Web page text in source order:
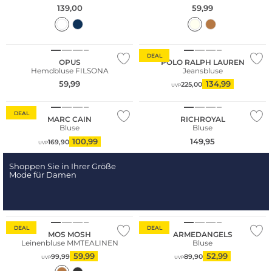
139,00 59,99
OPUS
Hemdbluse FILSONA
59,99
DEAL
POLO RALPH LAUREN
Jeansbluse
UVP225,00 134,99
DEAL
MARC CAIN
Bluse
UVP169,90 100,99
RICHROYAL
Bluse
149,95
Shoppen Sie in Ihrer Größe
Mode für Damen
DEAL
MOS MOSH
Leinenbluse MMTEALINEN
UVP99,99 59,99
DEAL
ARMEDANGELS
Bluse
UVP89,90 52,99